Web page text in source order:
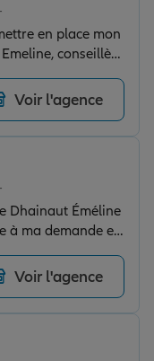
en place mon
conseillère
à travers le
bien toute
Voir l'agence
Dhainaut Éméline
à ma demande et
tout c'est fait
Voir l'agence